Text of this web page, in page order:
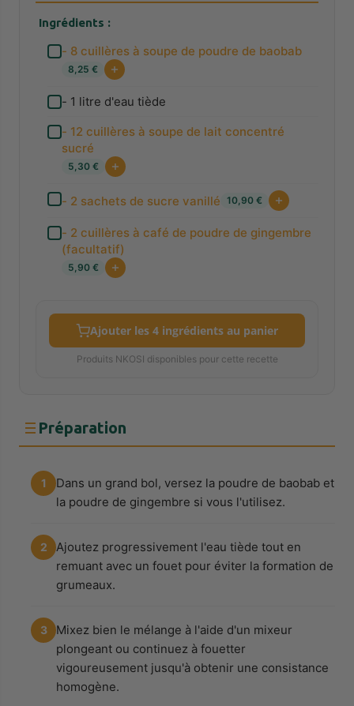
Ingrédients :
- 8 cuillères à soupe de poudre de baobab
8,25 €
- 1 litre d'eau tiède
- 12 cuillères à soupe de lait concentré
sucré
5,30 €
- 2 sachets de sucre vanillé 10,90 €
- 2 cuillères à café de poudre de gingembre
(facultatif)
5,90 €
Ajouter les 4 ingrédients au panier
Produits NKOSI disponibles pour cette recette
Préparation
1
Dans un grand bol, versez la poudre de baobab et
la poudre de gingembre si vous l'utilisez.
2
Ajoutez progressivement l'eau tiède tout en
remuant avec un fouet pour éviter la formation de
grumeaux.
3
Mixez bien le mélange à l'aide d'un mixeur
plongeant ou continuez à fouetter
vigoureusement jusqu'à obtenir une consistance
homogène.